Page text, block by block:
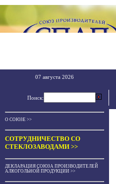
07 августа 2026
Поиск:
О СОЮЗЕ >>
СОТРУДНИЧЕСТВО СО
СТЕКЛОЗАВОДАМИ >>
ДЕКЛАРАЦИЯ СОЮЗА ПРОИЗВОДИТЕЛЕЙ
АЛКОГОЛЬНОЙ ПРОДУКЦИИ >>